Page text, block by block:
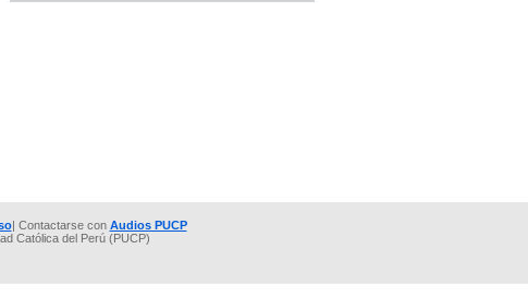
| Contactarse con Audios PUCP
Católica del Perú (PUCP)